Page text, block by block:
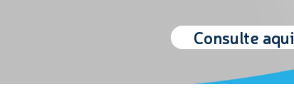
Consulte aqui